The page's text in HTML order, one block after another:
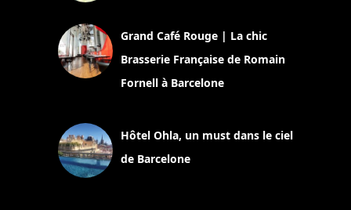
Grand Café Rouge | La chic
Brasserie Française de Romain
Fornell à Barcelone
Hôtel Ohla, un must dans le ciel
de Barcelone